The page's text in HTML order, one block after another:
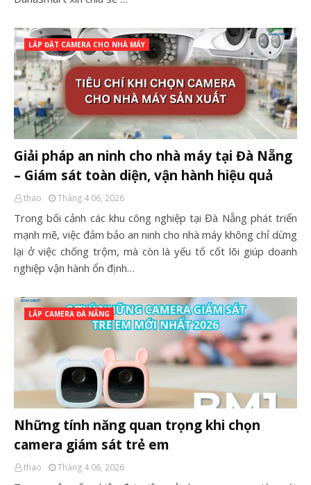
LẮP ĐẶT CAMERA CHO NHÀ MÁY
Giải pháp an ninh cho nhà máy tại Đà Nẵng
– Giám sát toàn diện, vận hành hiệu quả
thao Tháng 4 06, 2026
Trong bối cảnh các khu công nghiệp tại Đà Nẵng phát triển
mạnh mẽ, việc đảm bảo an ninh cho nhà máy không chỉ dừng
lại ở việc chống trộm, mà còn là yếu tố cốt lõi giúp doanh
nghiệp vận hành ổn định…
LẮP CAMERA ĐÀ NẴNG
Những tính năng quan trọng khi chọn
camera giám sát trẻ em
thao Tháng 4 06, 2026